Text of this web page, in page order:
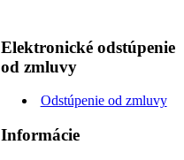
Elektronické odstúpenie
od zmluvy
Odstúpenie od zmluvy
Informácie